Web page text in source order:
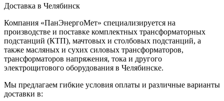
Доставка в Челябинск
Компания «ПанЭнергоМет» специализируется на
производстве и поставке комплектных трансформаторных
подстанций (КТП), мачтовых и столбовых подстанций, а
также масляных и сухих силовых трансформаторов,
трансформаторов напряжения, тока и другого
электрощитового оборудования в Челябинске.
Мы предлагаем гибкие условия оплаты и различные варианты
доставки в: